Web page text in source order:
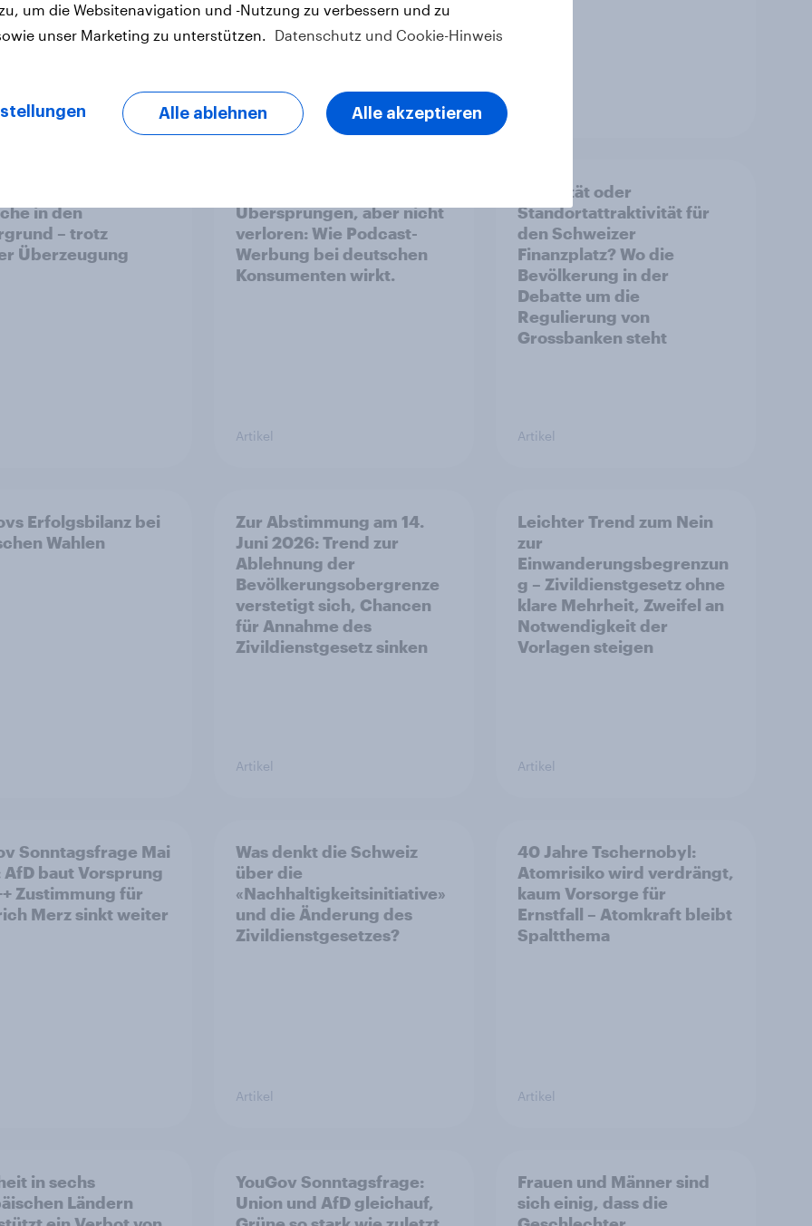
in den
– trotz
Überzeugung
Übersprungen, aber nicht
verloren: Wie Podcast-
Werbung bei deutschen
Konsumenten wirkt.
Artikel
Stabilität oder
Standortattraktivität für
den Schweizer
Finanzplatz? Wo die
Bevölkerung in der
Debatte um die
Regulierung von
Grossbanken steht
Artikel
Erfolgsbilanz bei
Wahlen
Zur Abstimmung am 14.
Juni 2026: Trend zur
Ablehnung der
Bevölkerungsobergrenze
verstetigt sich, Chancen
für Annahme des
Zivildienstgesetz sinken
Artikel
Leichter Trend zum Nein
zur
Einwanderungsbegrenzun
g – Zivildienstgesetz ohne
klare Mehrheit, Zweifel an
Notwendigkeit der
Vorlagen steigen
Artikel
Sonntagsfrage Mai
baut Vorsprung
Zustimmung für
Merz sinkt weiter
Was denkt die Schweiz
über die
«Nachhaltigkeitsinitiative»
und die Änderung des
Zivildienstgesetzes?
Artikel
40 Jahre Tschernobyl:
Atomrisiko wird verdrängt,
kaum Vorsorge für
Ernstfall – Atomkraft bleibt
Spaltthema
Artikel
in sechs
Ländern
YouGov Sonntagsfrage:
Union und AfD gleichauf,
Frauen und Männer sind
sich einig, dass die
um die Websitenavigation und -Nutzung zu verbessern und zu
unser Marketing zu unterstützen. Datenschutz und Cookie-Hinweis
Alle ablehnen Alle akzeptieren